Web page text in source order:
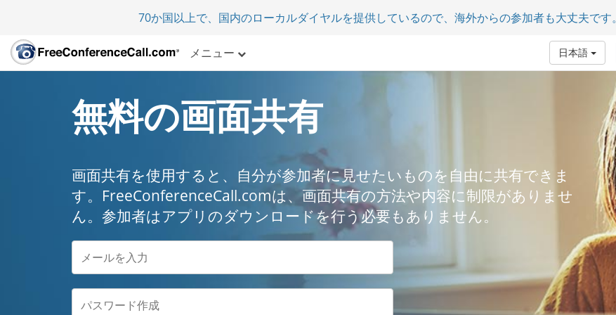
70か国以上で、国内のローカルダイヤルを提供しているので、海外からの参加者も大丈夫です。
メニュー 日本語
無料の画面共有
画面共有を使用すると、自分が参加者に見せたいものを自由に共有できま
す。FreeConferenceCall.comは、画面共有の方法や内容に制限がありませ
ん。参加者はアプリのダウンロードを行う必要もありません。